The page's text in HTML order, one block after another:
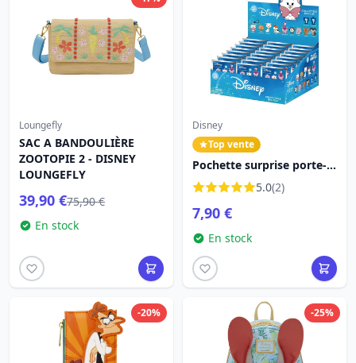
Loungefly
SAC A BANDOULIÈRE
ZOOTOPIE 2 - DISNEY
LOUNGEFLY
39,90 €75,90 €
En stock
Disney
Top vente
Pochette surprise porte-
clés 3D Chats Série 69 -
Disney
5.0(2)
7,90 €
En stock
-20% -25%